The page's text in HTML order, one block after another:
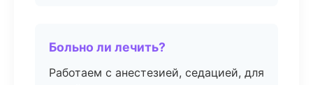
Больно ли лечить?
Работаем с анестезией, седацией, для